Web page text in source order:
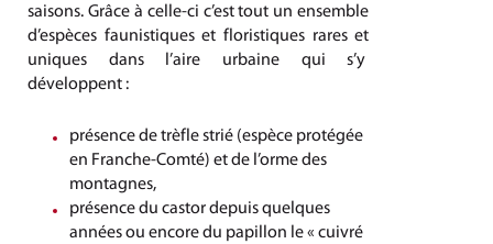
saisons. Grâce à celle-ci c’est tout un ensemble
d’espèces faunistiques et floristiques rares et
uniques dans l’aire urbaine qui s’y
développent :
présence de trèfle strié (espèce protégée
en Franche-Comté) et de l’orme des
montagnes,
présence du castor depuis quelques
années ou encore du papillon le « cuivré